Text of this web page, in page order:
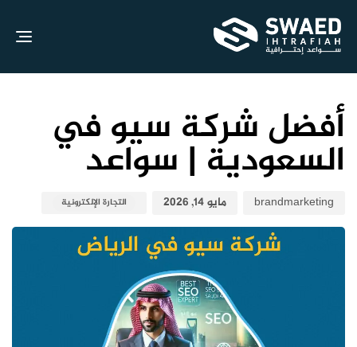
أفضل شركة سيو في
السعودية | سواعد
brandmarketing مايو 14, 2026 التجارة الإلكترونية